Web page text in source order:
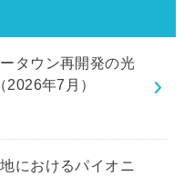
タウン再開発の光
年7月）
におけるパイオニ